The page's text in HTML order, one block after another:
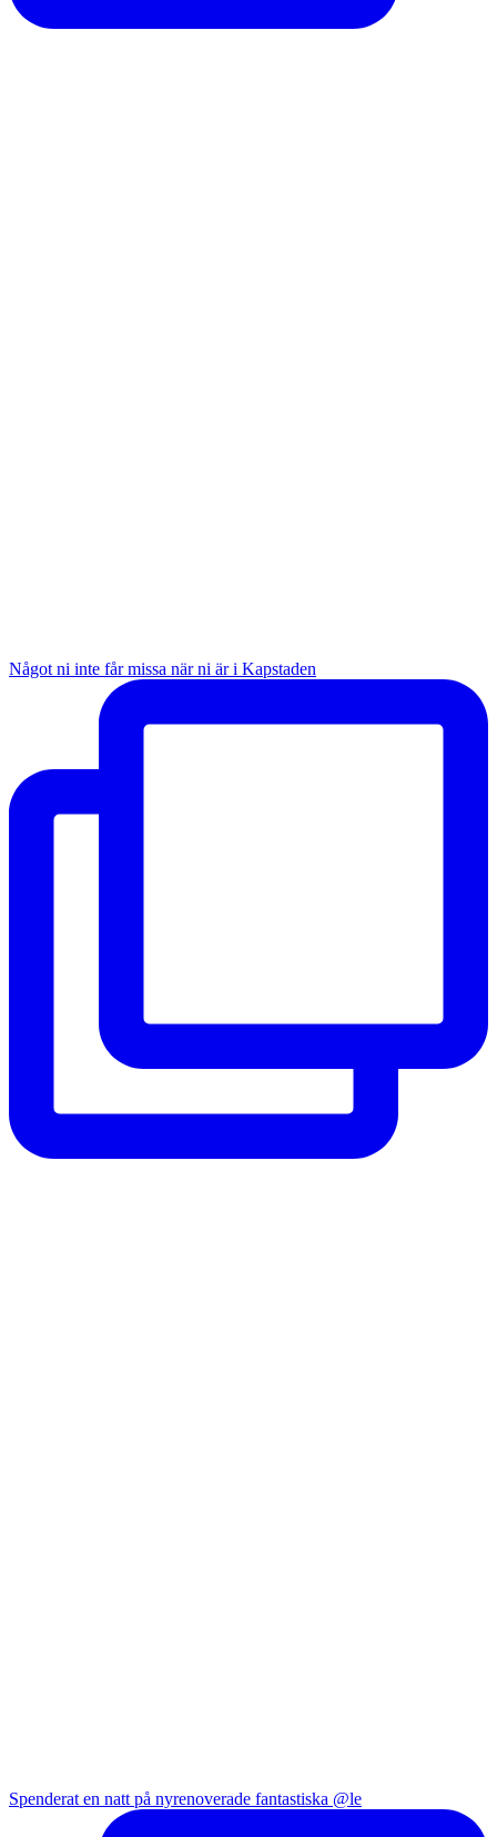
Något ni inte får missa när ni är i Kapstaden
Spenderat en natt på nyrenoverade fantastiska @le